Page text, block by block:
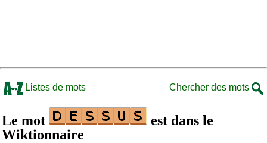
Listes de mots Chercher des mots
Le mot
est dans le
Wiktionnaire